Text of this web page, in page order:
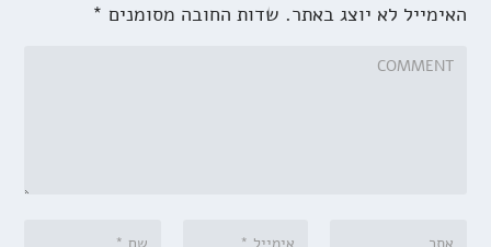
האימייל לא יוצג באתר. שדות החובה מסומנים *